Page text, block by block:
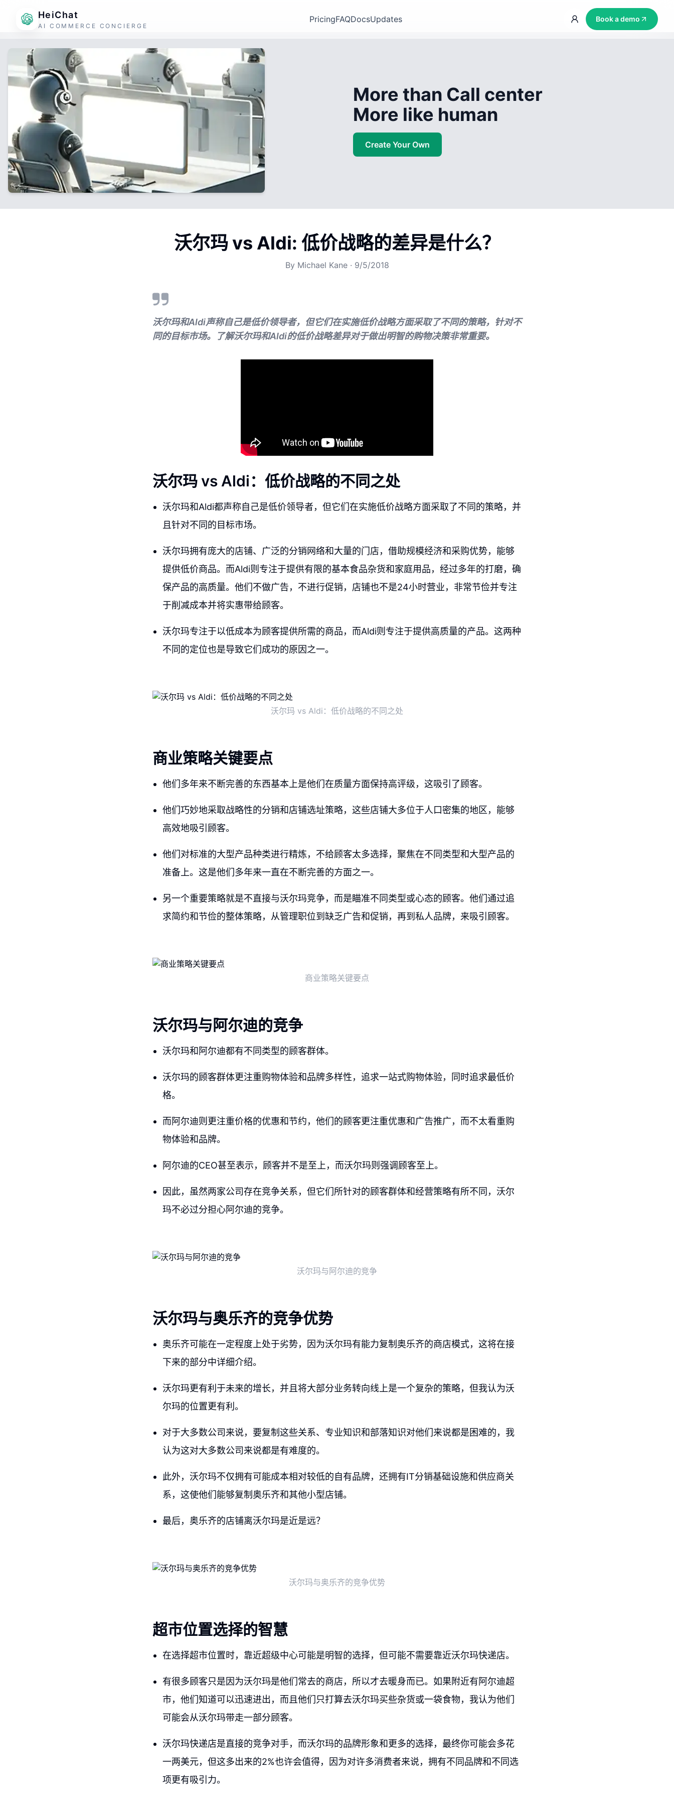
HeiChat
AI COMMERCE CONCIERGE
PricingFAQDocsUpdates Book a demo
More than Call center
More like human
Create Your Own
沃尔玛 vs Aldi: 低价战略的差异是什么？
By Michael Kane· 9/5/2018
沃尔玛和Aldi声称自己是低价领导者，但它们在实施低价战略方面采取了不同的策略，针对不
同的目标市场。了解沃尔玛和Aldi的低价战略差异对于做出明智的购物决策非常重要。
沃尔玛 vs Aldi：低价战略的不同之处
沃尔玛和Aldi都声称自己是低价领导者，但它们在实施低价战略方面采取了不同的策略，并
且针对不同的目标市场。
沃尔玛拥有庞大的店铺、广泛的分销网络和大量的门店，借助规模经济和采购优势，能够
提供低价商品。而Aldi则专注于提供有限的基本食品杂货和家庭用品，经过多年的打磨，确
保产品的高质量。他们不做广告，不进行促销，店铺也不是24小时营业，非常节俭并专注
于削减成本并将实惠带给顾客。
沃尔玛专注于以低成本为顾客提供所需的商品，而Aldi则专注于提供高质量的产品。这两种
不同的定位也是导致它们成功的原因之一。
沃尔玛 vs Aldi：低价战略的不同之处
商业策略关键要点
他们多年来不断完善的东西基本上是他们在质量方面保持高评级，这吸引了顾客。
他们巧妙地采取战略性的分销和店铺选址策略，这些店铺大多位于人口密集的地区，能够
高效地吸引顾客。
他们对标准的大型产品种类进行精炼，不给顾客太多选择，聚焦在不同类型和大型产品的
准备上。这是他们多年来一直在不断完善的方面之一。
另一个重要策略就是不直接与沃尔玛竞争，而是瞄准不同类型或心态的顾客。他们通过追
求简约和节俭的整体策略，从管理职位到缺乏广告和促销，再到私人品牌，来吸引顾客。
商业策略关键要点
沃尔玛与阿尔迪的竞争
沃尔玛和阿尔迪都有不同类型的顾客群体。
沃尔玛的顾客群体更注重购物体验和品牌多样性，追求一站式购物体验，同时追求最低价
格。
而阿尔迪则更注重价格的优惠和节约，他们的顾客更注重优惠和广告推广，而不太看重购
物体验和品牌。
阿尔迪的CEO甚至表示，顾客并不是至上，而沃尔玛则强调顾客至上。
因此，虽然两家公司存在竞争关系，但它们所针对的顾客群体和经营策略有所不同，沃尔
玛不必过分担心阿尔迪的竞争。
沃尔玛与阿尔迪的竞争
沃尔玛与奥乐齐的竞争优势
奥乐齐可能在一定程度上处于劣势，因为沃尔玛有能力复制奥乐齐的商店模式，这将在接
下来的部分中详细介绍。
沃尔玛更有利于未来的增长，并且将大部分业务转向线上是一个复杂的策略，但我认为沃
尔玛的位置更有利。
对于大多数公司来说，要复制这些关系、专业知识和部落知识对他们来说都是困难的，我
认为这对大多数公司来说都是有难度的。
此外，沃尔玛不仅拥有可能成本相对较低的自有品牌，还拥有IT分销基础设施和供应商关
系，这使他们能够复制奥乐齐和其他小型店铺。
最后，奥乐齐的店铺离沃尔玛是近是远？
沃尔玛与奥乐齐的竞争优势
超市位置选择的智慧
在选择超市位置时，靠近超级中心可能是明智的选择，但可能不需要靠近沃尔玛快递店。
有很多顾客只是因为沃尔玛是他们常去的商店，所以才去暖身而已。如果附近有阿尔迪超
市，他们知道可以迅速进出，而且他们只打算去沃尔玛买些杂货或一袋食物，我认为他们
可能会从沃尔玛带走一部分顾客。
沃尔玛快递店是直接的竞争对手，而沃尔玛的品牌形象和更多的选择，最终你可能会多花
一两美元，但这多出来的2%也许会值得，因为对许多消费者来说，拥有不同品牌和不同选
项更有吸引力。